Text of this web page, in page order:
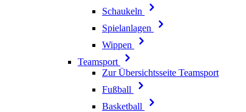
Schaukeln
Spielanlagen
Wippen
Teamsport
Zur Übersichtsseite Teamsport
Fußball
Basketball